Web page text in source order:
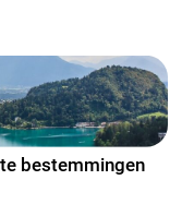
bestemmingen